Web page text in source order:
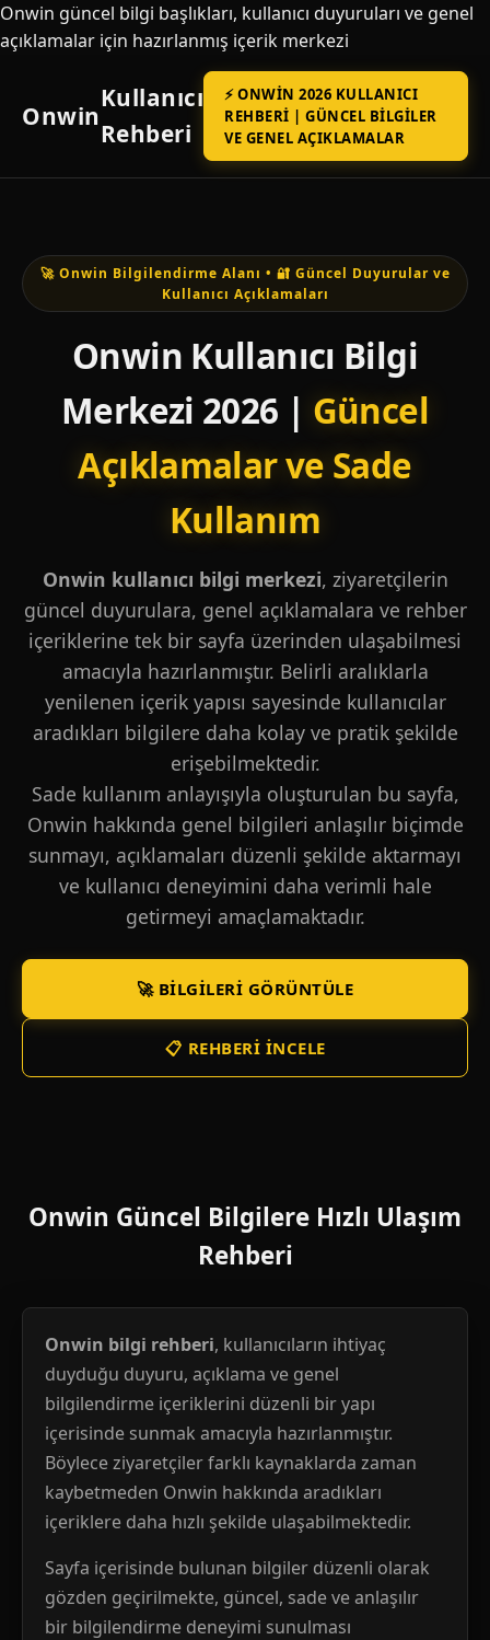
Onwin güncel bilgi başlıkları, kullanıcı duyuruları ve genel
açıklamalar için hazırlanmış içerik merkezi
Onwin
Kullanıcı
Rehberi
⚡ ONWIN 2026 KULLANICI
REHBERI | GÜNCEL BILGILER
VE GENEL AÇIKLAMALAR
🚀 Onwin Bilgilendirme Alanı • 🔐 Güncel Duyurular ve
Kullanıcı Açıklamaları
Onwin Kullanıcı Bilgi
Merkezi 2026 | Güncel
Açıklamalar ve Sade
Kullanım
Onwin kullanıcı bilgi merkezi, ziyaretçilerin
güncel duyurulara, genel açıklamalara ve rehber
içeriklerine tek bir sayfa üzerinden ulaşabilmesi
amacıyla hazırlanmıştır. Belirli aralıklarla
yenilenen içerik yapısı sayesinde kullanıcılar
aradıkları bilgilere daha kolay ve pratik şekilde
erişebilmektedir.
Sade kullanım anlayışıyla oluşturulan bu sayfa,
Onwin hakkında genel bilgileri anlaşılır biçimde
sunmayı, açıklamaları düzenli şekilde aktarmayı
ve kullanıcı deneyimini daha verimli hale
getirmeyi amaçlamaktadır.
🚀 BILGILERI GÖRÜNTÜLE
📋 REHBERI İNCELE
Onwin Güncel Bilgilere Hızlı Ulaşım
Rehberi
Onwin bilgi rehberi, kullanıcıların ihtiyaç
duyduğu duyuru, açıklama ve genel
bilgilendirme içeriklerini düzenli bir yapı
içerisinde sunmak amacıyla hazırlanmıştır.
Böylece ziyaretçiler farklı kaynaklarda zaman
kaybetmeden Onwin hakkında aradıkları
içeriklere daha hızlı şekilde ulaşabilmektedir.
Sayfa içerisinde bulunan bilgiler düzenli olarak
gözden geçirilmekte, güncel, sade ve anlaşılır
bir bilgilendirme deneyimi sunulması